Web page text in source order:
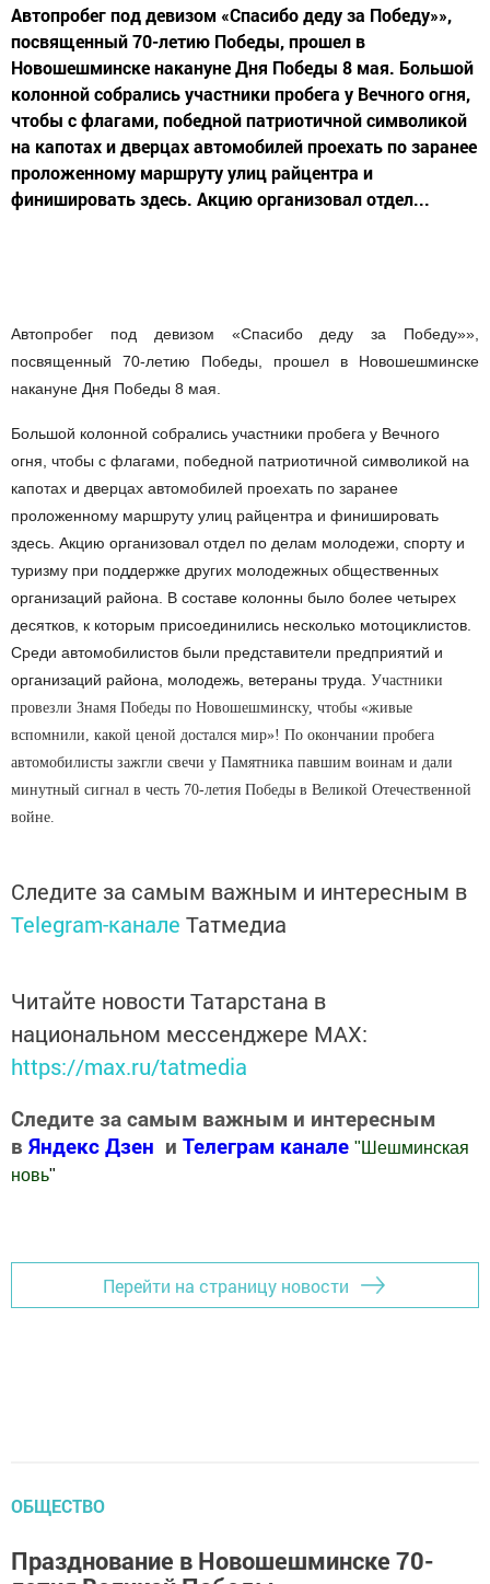
Автопробег под девизом «Спасибо деду за Победу»»,
посвященный 70-летию Победы, прошел в
Новошешминске накануне Дня Победы 8 мая. Большой
колонной собрались участники пробега у Вечного огня,
чтобы с флагами, победной патриотичной символикой
на капотах и дверцах автомобилей проехать по заранее
проложенному маршруту улиц райцентра и
финишировать здесь. Акцию организовал отдел...
Автопробег под девизом «Спасибо деду за Победу»»,
посвященный 70-летию Победы, прошел в Новошешминске
накануне Дня Победы 8 мая.
Большой колонной собрались участники пробега у Вечного
огня, чтобы с флагами, победной патриотичной символикой на
капотах и дверцах автомобилей проехать по заранее
проложенному маршруту улиц райцентра и финишировать
здесь. Акцию организовал отдел по делам молодежи, спорту и
туризму при поддержке других молодежных общественных
организаций района. В составе колонны было более четырех
десятков, к которым присоединились несколько мотоциклистов.
Среди автомобилистов были представители предприятий и
организаций района, молодежь, ветераны труда. Участники
провезли Знамя Победы по Новошешминску, чтобы «живые
вспомнили, какой ценой достался мир»! По окончании пробега
автомобилисты зажгли свечи у Памятника павшим воинам и дали
минутный сигнал в честь 70-летия Победы в Великой Отечественной
войне.
Следите за самым важным и интересным в
Telegram-канале Татмедиа
Читайте новости Татарстана в
национальном мессенджере MАХ:
https://max.ru/tatmedia
Следите за самым важным и интересным
в Яндекс Дзен и Телеграм канале " Шешминская
новь"
Перейти на страницу новости
ОБЩЕСТВО
Празднование в Новошешминске 70-